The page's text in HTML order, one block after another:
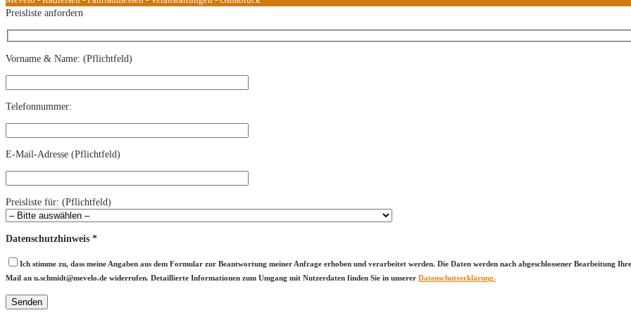
Preisliste anfordern
Vorname & Name: (Pflichtfeld)
Telefonnummer:
E-Mail-Adresse (Pflichtfeld)
Preisliste für: (Pflichtfeld)
Datenschutzhinweis *
Ich stimme zu, dass meine Angaben aus dem Formular zur Beantwortung meiner Anfrage erhoben und verarbeitet werden. Die Daten werden nach abgeschlossener
Mail an ed.olevem@tdimhcs.u widerrufen. Detaillierte Informationen zum Umgang mit Nutzerdaten finden Sie in unserer Datenschutzerklärung.
Bitte lasse dieses Feld leer.